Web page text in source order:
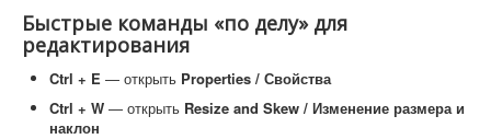
Быстрые команды «по делу» для
редактирования
Ctrl + E — открыть Properties / Свойства
Ctrl + W — открыть Resize and Skew / Изменение размера и
наклон